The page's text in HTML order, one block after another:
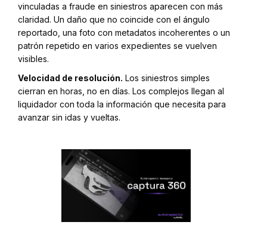
vinculadas a fraude en siniestros aparecen con más
claridad. Un daño que no coincide con el ángulo
reportado, una foto con metadatos incoherentes o un
patrón repetido en varios expedientes se vuelven
visibles.
Velocidad de resolución. Los siniestros simples
cierran en horas, no en días. Los complejos llegan al
liquidador con toda la información que necesita para
avanzar sin idas y vueltas.